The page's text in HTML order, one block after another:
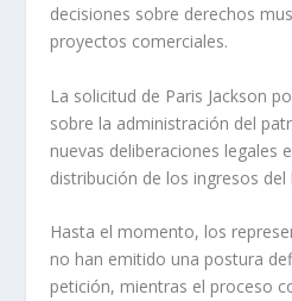
decisiones sobre derechos
proyectos comerciales.
La solicitud de Paris Jackson
sobre la administración del
nuevas deliberaciones legales
distribución de los ingresos
Hasta el momento, los
no han emitido una postura
petición, mientras el proceso